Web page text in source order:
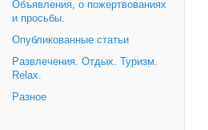
Объявления, о пожертвованиях
и просьбы.
Опубликованные статьи
Развлечения. Отдых. Туризм.
Relax.
Разное